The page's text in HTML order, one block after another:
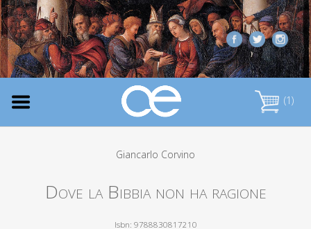
(1)
Giancarlo Corvino
Dove la Bibbia non ha ragione
Isbn: 9788830817210